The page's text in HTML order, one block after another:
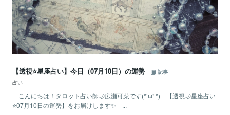
【透視⭐️星座占い】今日（07月10日）の運勢
記事
占い
こんにちは！タロット占い師🌙広瀬可菜です(*‘ω‘ *) 【透視🌙星座占い
⭐07月10日の運勢】をお届けします✨ ...